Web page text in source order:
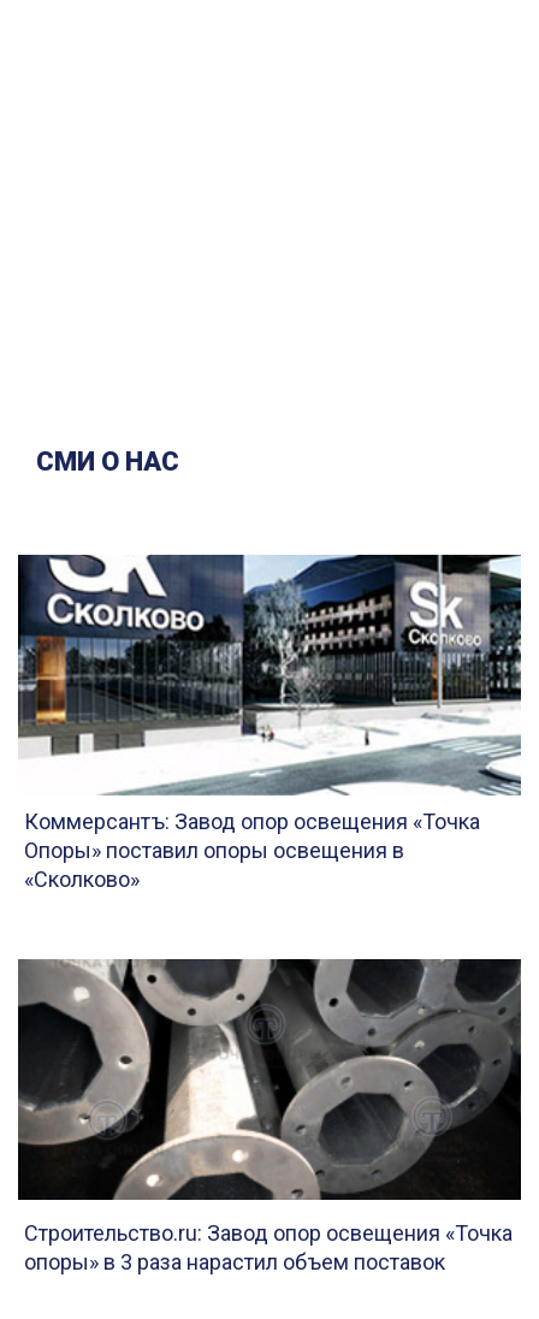
СМИ О НАС
Коммерсантъ: Завод опор освещения «Точка
Опоры» поставил опоры освещения в
«Сколково»
Строительство.ru: Завод опор освещения «Точка
опоры» в 3 раза нарастил объем поставок